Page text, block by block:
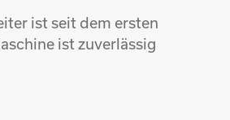
ist seit dem ersten
ist zuverlässig